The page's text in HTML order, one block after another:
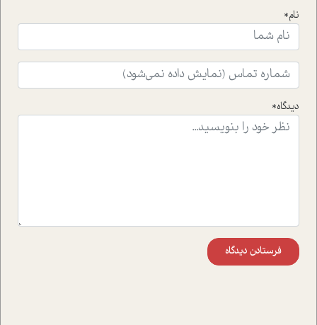
ای که به زندگی شگفت انگیز جین گودال و تاثیرات کاوش های
ایشان در حوزه ی شامپانزه ها بر زندگی امروزی ما نگاهی
افکنده است.فصل اتاق 333 شما را پای صحبت یک تجربه ی
واقعی در ارتباط با اختلال شخصیت اسکزوئید و مشکلات و نیز
راهکارهای حل آن قرار می دهد که در اتاق درمان اتفاق افتاده
موثرترین راهکارهای استفاده از هوش مصنوعی در حوزه های
نام*
دیدگاه*
فرستادن دیدگاه